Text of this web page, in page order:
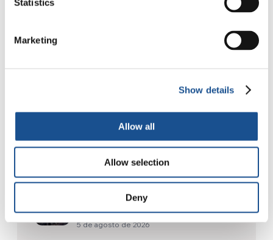
Statistics
Marketing
Show details
Allow all
Allow selection
Deny
significa comunicar algo sobre alguien, pero
Para ver este vídeo, es necesario habilitar
Related News
La Odisea, de Christopher
Nolan: Ulises y la necesidad
de un nuevo amanecer
5 de agosto de 2026